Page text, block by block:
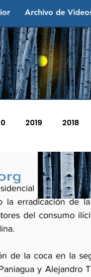
Archivo de
2019 2018
2007
a la
la erradicación de
del consumo
de la coca en la
y Alejandro